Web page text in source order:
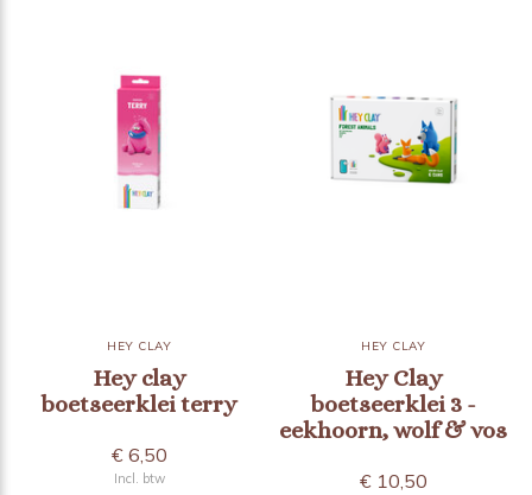
HEY CLAY
Hey clay
boetseerklei terry
€ 6,50
Incl. btw
HEY CLAY
Hey Clay
boetseerklei 3 -
eekhoorn, wolf & vos
€ 10,50